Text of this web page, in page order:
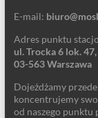
E-mail:
Adres punktu
ul. Trocka 6 lok. 47,
03-563 Warszawa
Dojeżdżamy
koncentrujemy
od naszego punktu